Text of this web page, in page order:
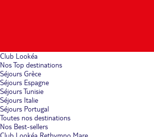
Club Lookéa
Nos Top destinations
Séjours Grèce
Séjours Espagne
Séjours Tunisie
Séjours Italie
Séjours Portugal
Toutes nos destinations
Nos Best-sellers